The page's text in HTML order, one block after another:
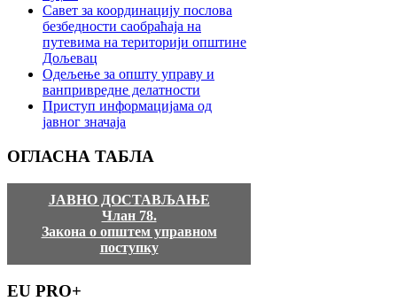
Савет за координацију послова
безбедности саобраћаја на
путевима на територији општине
Дољевац
Одељење за општу управу и
ванпривредне делатности
Приступ информацијама од
јавног значаја
ОГЛАСНА ТАБЛА
ЈАВНО ДОСТАВЉАЊЕ
Члан 78.
Закона о општем управном
поступку
EU PRO+